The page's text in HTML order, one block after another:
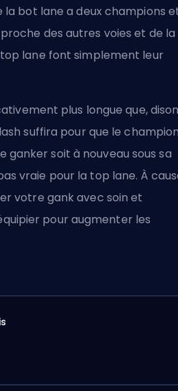
la bot lane a deux champions
des autres voies et de la
lane font simplement leur
plus longue que,
suffira pour que le
ganker soit à nouveau sous sa
vraie pour la top lane. À
votre gank avec soin et
pour augmenter les